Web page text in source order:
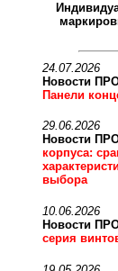
24.07.2026
Новости
Панели
29.06.2026
Новости
корпуса:
выбора
10.06.2026
Новости
серия